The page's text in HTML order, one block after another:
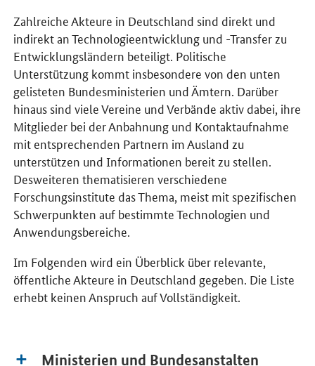
Zahlreiche Akteure in Deutschland sind direkt und
indirekt an Technologieentwicklung und -Transfer zu
Entwicklungsländern beteiligt. Politische
Unterstützung kommt insbesondere von den unten
gelisteten Bundesministerien und Ämtern. Darüber
hinaus sind viele Vereine und Verbände aktiv dabei, ihre
Mitglieder bei der Anbahnung und Kontaktaufnahme
mit entsprechenden Partnern im Ausland zu
unterstützen und Informationen bereit zu stellen.
Desweiteren thematisieren verschiedene
Forschungsinstitute das Thema, meist mit spezifischen
Schwerpunkten auf bestimmte Technologien und
Anwendungsbereiche.
Im Folgenden wird ein Überblick über relevante,
öffentliche Akteure in Deutschland gegeben. Die Liste
erhebt keinen Anspruch auf Vollständigkeit.
Ministerien und Bundesanstalten